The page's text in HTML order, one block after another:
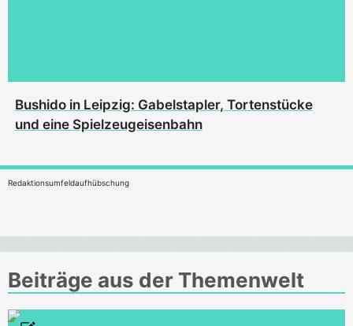
Bushido in Leipzig: Gabelstapler, Tortenstücke
und eine Spielzeugeisenbahn
Redaktionsumfeldaufhübschung
Beiträge aus der Themenwelt